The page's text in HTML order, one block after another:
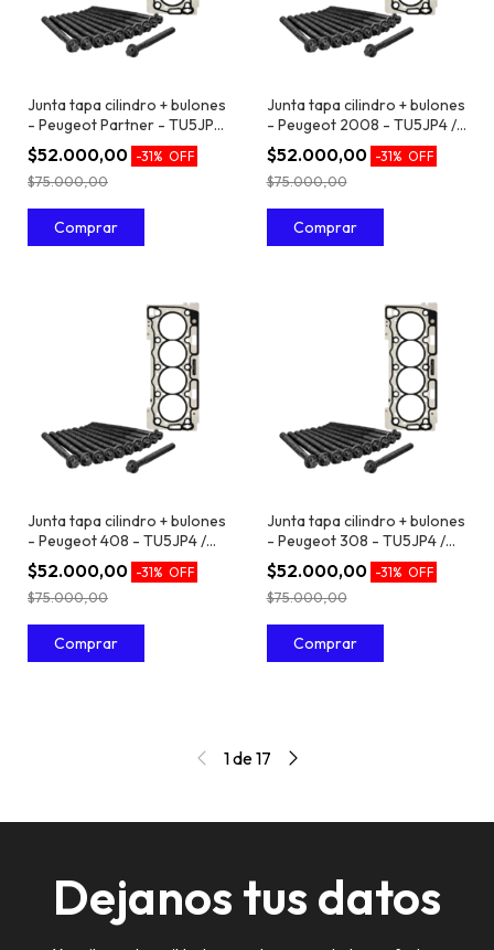
Junta tapa cilindro + bulones
- Peugeot Partner - TU5JP4
/ EC5 1.6 16V
$52.000,00 -31% OFF
$75.000,00
Junta tapa cilindro + bulones
- Peugeot 2008 - TU5JP4 /
EC5 1.6 16V
$52.000,00 -31% OFF
$75.000,00
Junta tapa cilindro + bulones
- Peugeot 408 - TU5JP4 /
EC5 1.6 16V
$52.000,00 -31% OFF
$75.000,00
Junta tapa cilindro + bulones
- Peugeot 308 - TU5JP4 /
EC5 1.6 16V
$52.000,00 -31% OFF
$75.000,00
1de17
Dejanos tus datos